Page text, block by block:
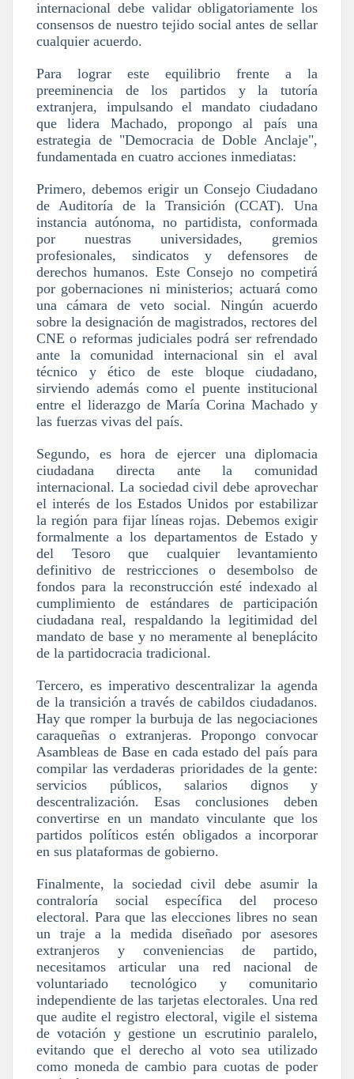
internacional debe validar obligatoriamente los
consensos de nuestro tejido social antes de sellar
cualquier acuerdo.
Para lograr este equilibrio frente a la
preeminencia de los partidos y la tutoría
extranjera, impulsando el mandato ciudadano
que lidera Machado, propongo al país una
estrategia de "Democracia de Doble Anclaje",
fundamentada en cuatro acciones inmediatas:
Primero, debemos erigir un Consejo Ciudadano
de Auditoría de la Transición (CCAT). Una
instancia autónoma, no partidista, conformada
por nuestras universidades, gremios
profesionales, sindicatos y defensores de
derechos humanos. Este Consejo no competirá
por gobernaciones ni ministerios; actuará como
una cámara de veto social. Ningún acuerdo
sobre la designación de magistrados, rectores del
CNE o reformas judiciales podrá ser refrendado
ante la comunidad internacional sin el aval
técnico y ético de este bloque ciudadano,
sirviendo además como el puente institucional
entre el liderazgo de María Corina Machado y
las fuerzas vivas del país.
Segundo, es hora de ejercer una diplomacia
ciudadana directa ante la comunidad
internacional. La sociedad civil debe aprovechar
el interés de los Estados Unidos por estabilizar
la región para fijar líneas rojas. Debemos exigir
formalmente a los departamentos de Estado y
del Tesoro que cualquier levantamiento
definitivo de restricciones o desembolso de
fondos para la reconstrucción esté indexado al
cumplimiento de estándares de participación
ciudadana real, respaldando la legitimidad del
mandato de base y no meramente al beneplácito
de la partidocracia tradicional.
Tercero, es imperativodescentralizar la agenda
de la transición a través de cabildos ciudadanos.
Hay que romper la burbuja de las negociaciones
caraqueñas o extranjeras. Propongo convocar
Asambleas de Base en cada estado del país para
compilar las verdaderas prioridades de la gente:
servicios públicos, salarios dignos y
descentralización. Esas conclusiones deben
convertirse en un mandato vinculante que los
partidos políticos estén obligados a incorporar
en sus plataformas de gobierno.
Finalmente, la sociedad civil debe asumir la
contraloría social específica del proceso
electoral. Para que las elecciones libres no sean
un traje a la medida diseñado por asesores
extranjeros y conveniencias de partido,
necesitamos articular una red nacional de
voluntariado tecnológico y comunitario
independiente de las tarjetas electorales. Una red
que audite el registro electoral, vigile el sistema
de votación y gestione un escrutinio paralelo,
evitando que el derecho al voto sea utilizado
como moneda de cambio para cuotas de poder